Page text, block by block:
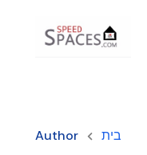
בית Author